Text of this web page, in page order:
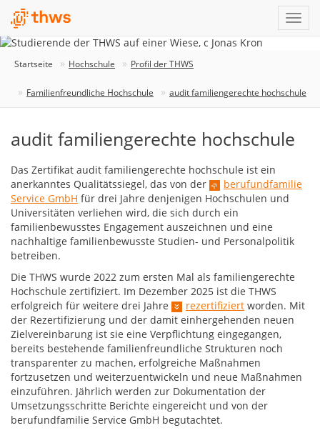
Startseite Hochschule Profil der THWS
Familienfreundliche Hochschule audit familiengerechte hochschule
audit familiengerechte hochschule
Das Zertifikat audit familiengerechte hochschule ist ein
anerkanntes Qualitätssiegel, das von der
berufundfamilie
Service GmbH für drei Jahre denjenigen Hochschulen und
Universitäten verliehen wird, die sich durch ein
familienbewusstes Engagement auszeichnen und eine
nachhaltige familienbewusste Studien- und Personalpolitik
betreiben.
Die THWS wurde 2022 zum ersten Mal als familiengerechte
Hochschule zertifiziert. Im Dezember 2025 ist die THWS
erfolgreich für weitere drei Jahre
rezertifiziert worden. Mit
der Rezertifizierung und der damit einhergehenden neuen
Zielvereinbarung ist sie eine Verpflichtung eingegangen,
bereits bestehende familienfreundliche Strukturen noch
transparenter zu machen, erfolgreiche Maßnahmen
fortzusetzen und weiterzuentwickeln und neue Maßnahmen
einzuführen. Jährlich werden zur Dokumentation der
Umsetzungsschritte Berichte eingereicht und von der
berufundfamilie Service GmbH begutachtet.